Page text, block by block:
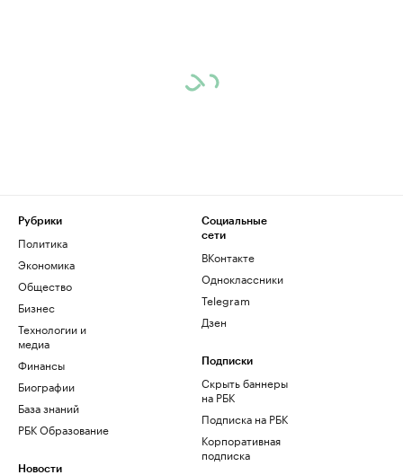
Рубрики
Политика
Экономика
Общество
Бизнес
Технологии и
медиа
Финансы
Биографии
База знаний
РБК Образование
Новости
Социальные
сети
ВКонтакте
Одноклассники
Telegram
Дзен
Подписки
Скрыть баннеры
на РБК
Подписка на РБК
Корпоративная
подписка